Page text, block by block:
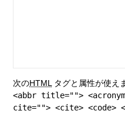
次のHTML タグと属性が使え
<abbr title="">
cite=""> <cite> <code>